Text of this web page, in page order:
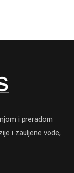
i preradom
i zauljene vode,